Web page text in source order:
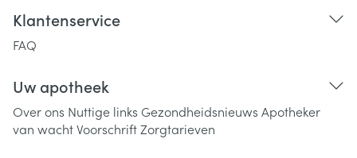
Klantenservice
FAQ
Uw apotheek
Over ons Nuttige links Gezondheidsnieuws Apotheker
van wachtVoorschriftZorgtarieven